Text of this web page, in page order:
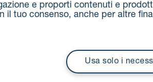
e proporti contenuti e
tuo consenso, anche per altre
Usa solo i